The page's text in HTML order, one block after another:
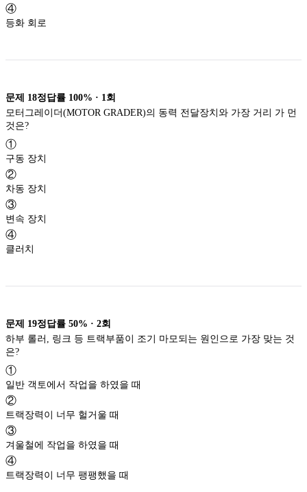
④
등화 회로
문제 18정답률 100% · 1 회
모터그레이더(MOTOR GRADER)의 동력 전달장치와 가장 거리 가 먼
것은?
①
구동 장치
②
차동 장치
③
변속 장치
④
클러치
문제 19정답률 50% · 2회
하부 롤러, 링크 등 트랙부품이 조기 마모되는 원인으로 가장 맞는 것
은?
①
일반 객토에서 작업을 하였을 때
②
트랙장력이 너무 헐거울 때
③
겨울철에 작업을 하였을 때
④
트랙장력이 너무 팽팽했을 때